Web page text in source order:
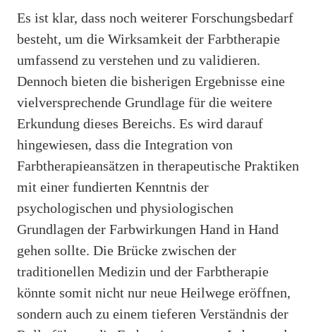
Es ist klar, dass noch weiterer Forschungsbedarf
besteht, um die Wirksamkeit der Farbtherapie
umfassend zu verstehen und zu validieren.
Dennoch bieten die bisherigen Ergebnisse eine
vielversprechende Grundlage für die weitere
Erkundung dieses Bereichs. Es wird darauf
hingewiesen, dass die Integration von
Farbtherapieansätzen in therapeutische Praktiken
mit einer fundierten Kenntnis der
psychologischen und physiologischen
Grundlagen der Farbwirkungen Hand in Hand
gehen sollte. Die Brücke zwischen der
traditionellen Medizin und der Farbtherapie
könnte somit nicht nur neue Heilwege eröffnen,
sondern auch zu einem tieferen Verständnis der